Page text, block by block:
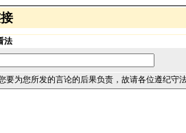
法
要为您所发的言论的后果负责，故请各位遵纪守